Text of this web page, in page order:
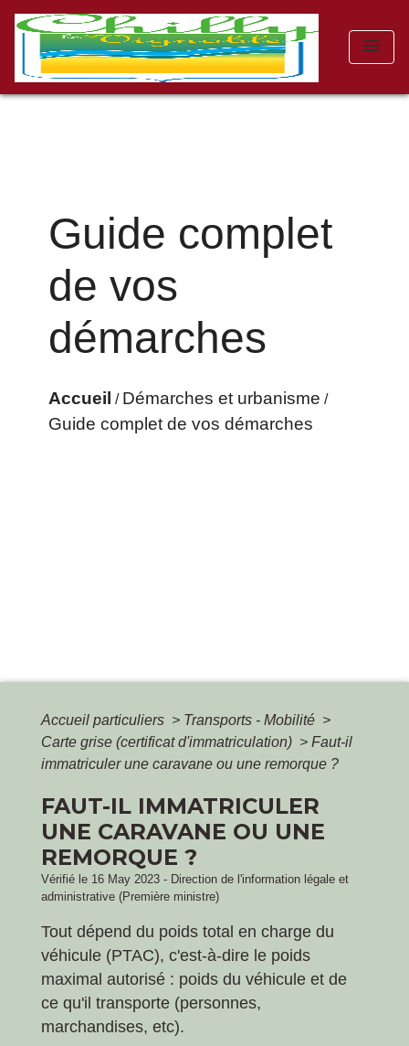
menu
Guide complet
de vos
démarches
Accueil / Démarches et urbanisme /
Guide complet de vos démarches
Accueil particuliers > Transports - Mobilité >
Carte grise (certificat d'immatriculation) > Faut-il
immatriculer une caravane ou une remorque ?
FAUT-IL IMMATRICULER
UNE CARAVANE OU UNE
REMORQUE ?
Vérifié le 16 May 2023 - Direction de l'information légale et
administrative (Première ministre)
Tout dépend du poids total en charge du
véhicule (PTAC), c'est-à-dire le poids
maximal autorisé : poids du véhicule et de
ce qu'il transporte (personnes,
marchandises, etc).